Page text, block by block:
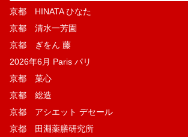
京都 HINATA ひなた
京都 清水一芳園
京都 ぎをん 藤
2026年6月 Paris パリ
京都 菓​心
京都 総造
京都 アシエット デセール
京都 田淵薬膳研究所